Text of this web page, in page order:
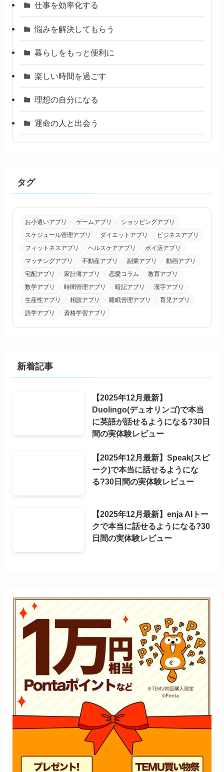
仕事を効率化する
悩みを解決してもらう
暮らしをもっと便利に
楽しい時間を過ごす
理想の自分になる
運命の人と出会う
タグ
お小遣いアプリ ゲームアプリ
ショッピングアプリ
スケジュール管理アプリ
ダイエットアプリ
ビジネスアプリ
フィットネスアプリ
ヘルスケアアプリ
ポイ活アプリ
マッチングアプリ
不動産アプリ 副業アプリ
動画アプリ
宅配アプリ
家計簿アプリ 恋愛コラム
教育アプリ
数学アプリ
時間管理アプリ 暗記アプリ
漢字アプリ
生産性アプリ
相談アプリ 睡眠管理アプリ
育児アプリ
語学アプリ
資格学習アプリ
新着記事
【2025年12月最新】
Duolingo(デュオリンゴ)で本当
に英語が話せるようになる?30日
間の実体験レビュー
【2025年12月最新】Speak(スピ
ーク)で本当に話せるようにな
る?30日間の実体験レビュー
【2025年12月最新】enja AIトー
クで本当に話せるようになる?30
日間の実体験レビュー